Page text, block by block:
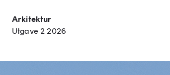
Arkitektur
Utgave 2 2026